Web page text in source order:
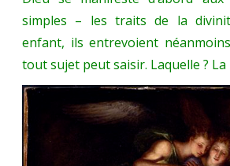
simples – les traits de la
enfant, ils entrevoient
tout sujet peut saisir. Laquelle ? La